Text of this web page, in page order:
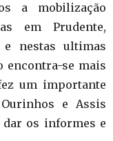
a mobilização
em Prudente,
e nestas ultimas
encontra-se mais
um importante
e Assis
dar os informes e